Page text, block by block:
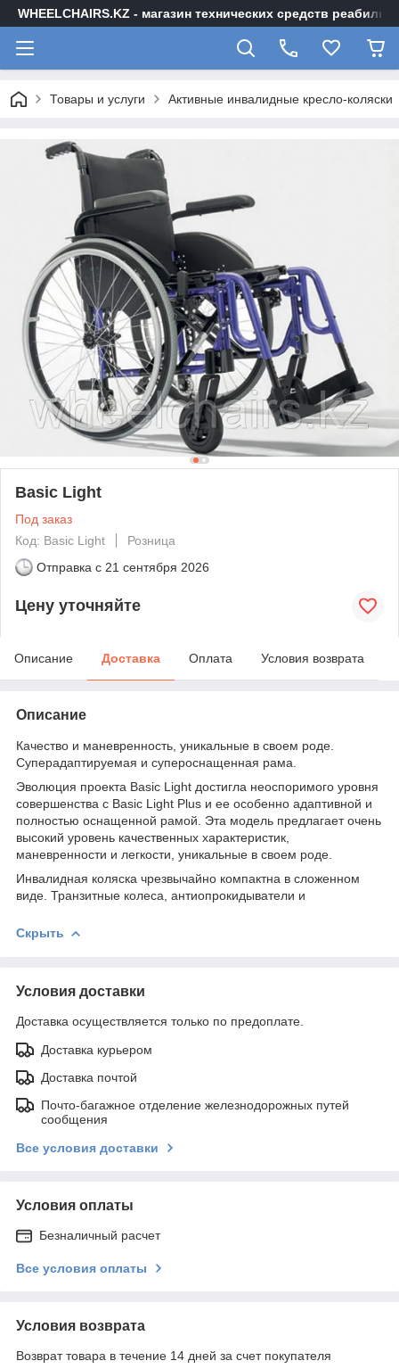
WHEELCHAIRS.KZ - магазин технических средств
Товары и услуги Активные инвалидные кресло-коляски
Basic Light
Под заказ
Код: Basic Light
Розница
Отправка с 21 сентября 2026
Цену уточняйте
Описание Доставка Оплата Условия возврата
Описание
Качество и маневренность, уникальные в своем роде.
Суперадаптируемая и супероснащенная рама.
Эволюция проекта Basic Light достигла неоспоримого уровня
совершенства с Basic Light Plus и ее особенно адаптивной и
полностью оснащенной рамой. Эта модель предлагает очень
высокий уровень качественных характеристик,
маневренности и легкости, уникальные в своем роде.
Инвалидная коляска чрезвычайно компактна в сложенном
виде. Транзитные колеса, антиопрокидыватели и
Скрыть
Условия доставки
Доставка осуществляется только по предоплате.
Доставка курьером
Доставка почтой
Почто-багажное отделение железнодорожных путей
сообщения
Все условия доставки
Условия оплаты
Безналичный расчет
Все условия оплаты
Условия возврата
Возврат товара в течение 14 дней за счет покупателя